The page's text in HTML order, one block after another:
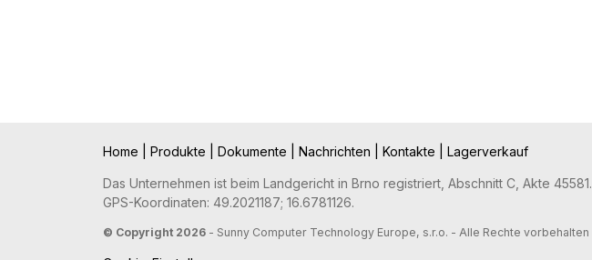
Home Produkte Dokumente Nachrichten Kontakte Lagerverkauf
Das Unternehmen ist beim Landgericht in Brno registriert, Abschnitt C, Akte 45581.
GPS-Koordinaten: 49.2021187; 16.6781126.
© Copyright 2026- Sunny Computer Technology Europe, s.r.o. - Alle Rechte vorbehalten